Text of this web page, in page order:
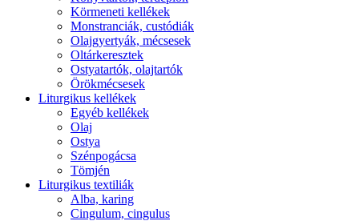
Körmeneti kellékek
Monstranciák, custódiák
Olajgyertyák, mécsesek
Oltárkeresztek
Ostyatartók, olajtartók
Örökmécsesek
Liturgikus kellékek
Egyéb kellékek
Olaj
Ostya
Szénpogácsa
Tömjén
Liturgikus textiliák
Alba, karing
Cingulum, cingulus